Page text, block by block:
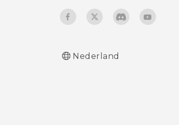
Nederland